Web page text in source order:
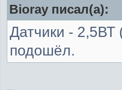
Bioray писал(а):
Датчики -
подошёл.